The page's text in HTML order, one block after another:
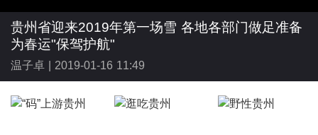
l
a
贵州省迎来2019年第一场雪 各地各部门做足准备
为春运"保驾护航"
温子卓 | 2019-01-16 11:49